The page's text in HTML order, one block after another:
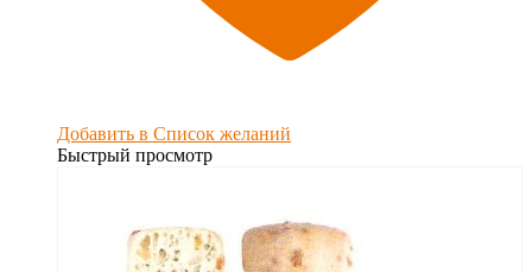
Добавить в Список желаний
Быстрый просмотр